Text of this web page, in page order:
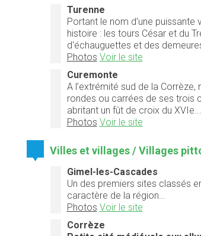
Turenne
Portant le nom d’une
histoire : les tours César et du
d‘échauguettes et des
Photos Voir le site
Curemonte
A l’extrémité sud de la
rondes ou carrées de ses trois
abritant un fût de croix du XVIe...
Photos Voir le site
Villes et villages / Villages
Gimel-les-Cascades
Un des premiers sites classés
caractère de la région…
Photos Voir le site
Corrèze